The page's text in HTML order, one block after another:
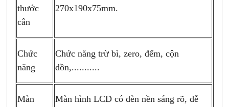
thước
cân
270x190x75mm.
Chức
năng
Chức năng trừ bì, zero, đếm, cộn
dồn,...........
Màn Màn hình LCD có đèn nền sáng rõ, dễ